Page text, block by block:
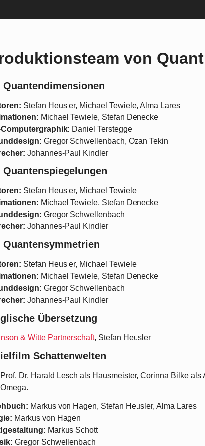
von
Quantendimensionen
Stefan Heusler, Michael Tewiele, Alma Lares
Michael Tewiele, Stefan Denecke
Computergraphik: Daniel Terstegge
Gregor Schwellenbach, Ozan Tekin
Johannes-Paul Kindler
Quantenspiegelungen
Stefan Heusler, Michael Tewiele
Michael Tewiele, Stefan Denecke
Gregor Schwellenbach
Johannes-Paul Kindler
Quantensymmetrien
Stefan Heusler, Michael Tewiele
Michael Tewiele, Stefan Denecke
Gregor Schwellenbach
Johannes-Paul Kindler
Übersetzung
& Witte Partnerschaft, Stefan Heusler
Schattenwelten
Dr. Harald Lesch als Hausmeister, Corinna Bilke
Markus von Hagen, Stefan Heusler, Alma Lares
Markus von Hagen
Markus Schott
Gregor Schwellenbach